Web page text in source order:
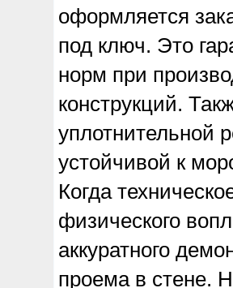
оформляется
под ключ. Это
норм при
конструкций.
уплотнительной
устойчивой к
Когда
физического
аккуратного
проема в стене.